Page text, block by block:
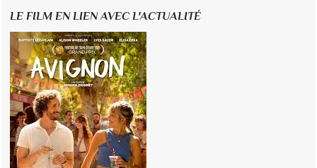
LE FILM EN LIEN AVEC L'ACTUALITÉ